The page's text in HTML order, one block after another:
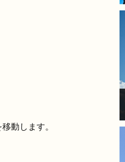
動します。